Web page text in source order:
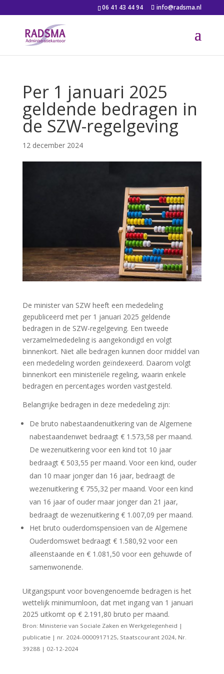
06 41 43 44 94 info@radsma.nl
Per 1 januari 2025
geldende bedragen in
de SZW-regelgeving
12 december 2024
De minister van SZW heeft een mededeling
gepubliceerd met per 1 januari 2025 geldende
bedragen in de SZW-regelgeving. Een tweede
verzamelmededeling is aangekondigd en volgt
binnenkort. Niet alle bedragen kunnen door middel van
een mededeling worden geïndexeerd. Daarom volgt
binnenkort een ministeriële regeling, waarin enkele
bedragen en percentages worden vastgesteld.
Belangrijke bedragen in deze mededeling zijn:
De bruto nabestaandenuitkering van de Algemene
nabestaandenwet bedraagt € 1.573,58 per maand.
De wezenuitkering voor een kind tot 10 jaar
bedraagt € 503,55 per maand. Voor een kind, ouder
dan 10 maar jonger dan 16 jaar, bedraagt de
wezenuitkering € 755,32 per maand. Voor een kind
van 16 jaar of ouder maar jonger dan 21 jaar,
bedraagt de wezenuitkering € 1.007,09 per maand.
Het bruto ouderdomspensioen van de Algemene
Ouderdomswet bedraagt € 1.580,92 voor een
alleenstaande en € 1.081,50 voor een gehuwde of
samenwonende.
Uitgangspunt voor bovengenoemde bedragen is het
wettelijk minimumloon, dat met ingang van 1 januari
2025 uitkomt op € 2.191,80 bruto per maand.
Bron: Ministerie van Sociale Zaken en Werkgelegenheid |
publicatie | nr. 2024-0000917125, Staatscourant 2024, Nr.
39288 | 02-12-2024